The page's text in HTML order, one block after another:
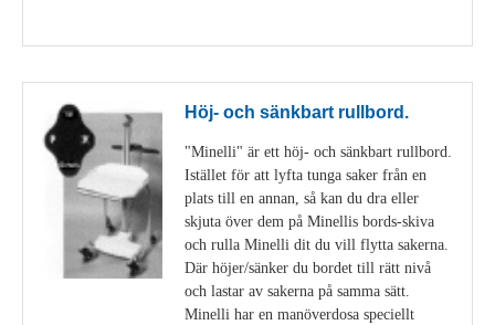
Höj- och sänkbart rullbord.
"Minelli" är ett höj- och sänkbart rullbord.
Istället för att lyfta tunga saker från en
plats till en annan, så kan du dra eller
skjuta över dem på Minellis bords-skiva
och rulla Minelli dit du vill flytta sakerna.
Där höjer/sänker du bordet till rätt nivå
och lastar av sakerna på samma sätt.
Minelli har en manöverdosa speciellt